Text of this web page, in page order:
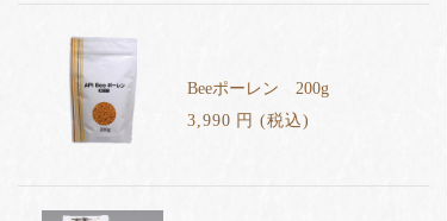
Beeポーレン 200g
3,990 円 (税込)